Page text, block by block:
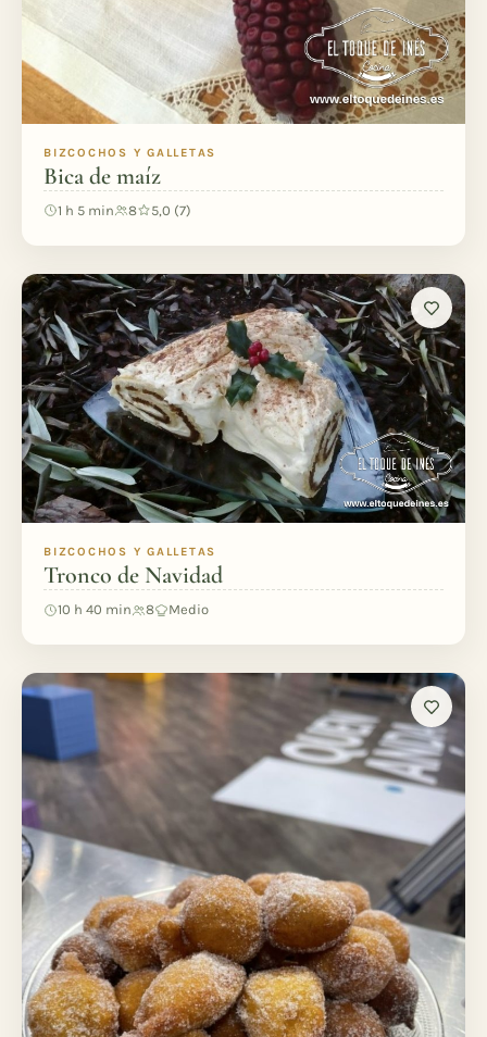
BIZCOCHOS Y GALLETAS
Bica de maíz
1 h 5 min 8 5,0 (7)
BIZCOCHOS Y GALLETAS
Tronco de Navidad
10 h 40 min 8 Medio